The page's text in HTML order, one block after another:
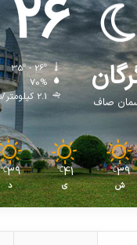
صاف
26
35º - 26º
70%
2.1 کیلومتر/ساعت
39
℃
ش
41
℃
ی
39
℃
د